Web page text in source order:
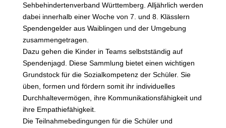
Sehbehindertenverband Württemberg. Alljährlich werden
dabei innerhalb einer Woche von 7. und 8. Klässlern
Spendengelder aus Waiblingen und der Umgebung
zusammengetragen.
Dazu gehen die Kinder in Teams selbstständig auf
Spendenjagd. Diese Sammlung bietet einen wichtigen
Grundstock für die Sozialkompetenz der Schüler. Sie
üben, formen und fördern somit ihr individuelles
Durchhaltevermögen, ihre Kommunikationsfähigkeit und
ihre Empathiefähigkeit.
Die Teilnahmebedingungen für die Schüler und